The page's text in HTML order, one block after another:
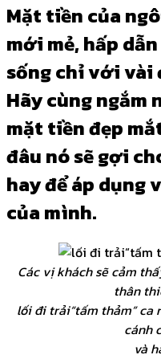
Mặt tiền của
mới mẻ, hấp
sống chỉ với vài
Hãy cùng ngắm
mặt tiền đẹp
đâu nó sẽ gợi
hay để áp dụng
của mình.
Các vị khách sẽ cảm
thân
lối đi trải“tấm thảm” ca
cánh
và